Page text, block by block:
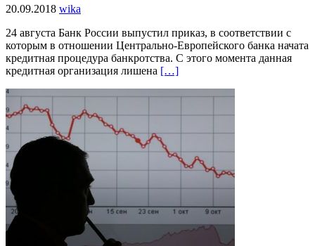
20.09.2018 wika
24 августа Банк России выпустил приказ, в соответствии с
которым в отношении Центрально-Европейского банка начата
кредитная процедура банкротства. С этого момента данная
кредитная организация лишена […]